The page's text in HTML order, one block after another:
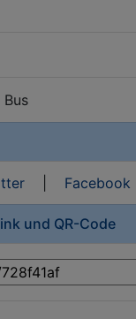
| Facebook
und QR-Code